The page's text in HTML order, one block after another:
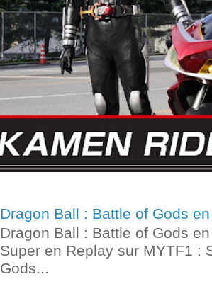
Dragon Ball : Battle of Gods
Dragon Ball : Battle of Gods
Super en Replay sur MYTF1 :
Gods...